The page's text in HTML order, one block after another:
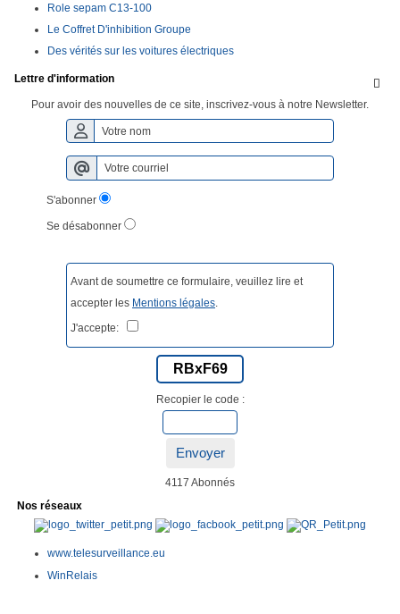
Role sepam C13-100
Le Coffret D'inhibition Groupe
Des vérités sur les voitures électriques

Lettre d'information
Pour avoir des nouvelles de ce site, inscrivez-vous à notre Newsletter.
S'abonner
Se désabonner
Avant de soumettre ce formulaire, veuillez lire et
accepter les Mentions légales.
J'accepte:
RBxF69
Recopier le code :
Envoyer
4117 Abonnés
Nos réseaux
www.telesurveillance.eu
WinRelais